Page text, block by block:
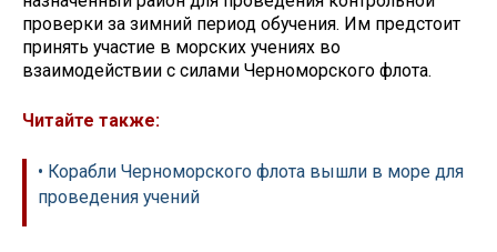
проверки за зимний период обучения. Им предстоит
принять участие в морских учениях во
взаимодействии с силами Черноморского флота.
Читайте также:
• Корабли Черноморского флота вышли в море для
проведения учений